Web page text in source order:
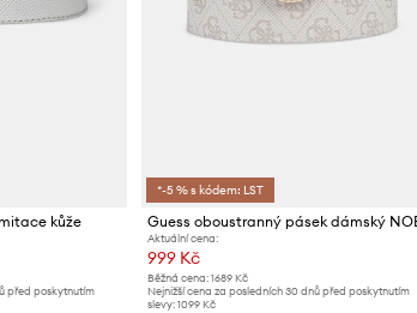
kůže
před poskytnutím
*-5 % s kódem: LST
Aktuální cena:
999 Kč
Běžná cena: 1689 Kč
Nejnižší cena za posledních 30 dnů před poskytnutím
slevy: 1099 Kč